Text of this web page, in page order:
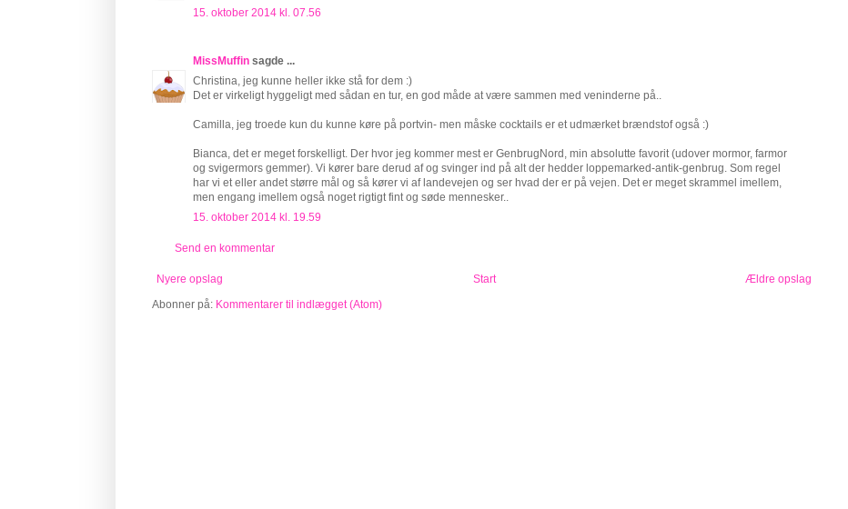
15. oktober 2014 kl. 07.56
MissMuffin sagde ...
Christina, jeg kunne heller ikke stå for dem :)
Det er virkeligt hyggeligt med sådan en tur, en god måde at være sammen med veninderne på..
Camilla, jeg troede kun du kunne køre på portvin- men måske cocktails er et udmærket brændstof også :)
Bianca, det er meget forskelligt. Der hvor jeg kommer mest er GenbrugNord, min absolutte favorit (udover mormor, farmor
og svigermors gemmer). Vi kører bare derud af og svinger ind på alt der hedder loppemarked-antik-genbrug. Som regel
har vi et eller andet større mål og så kører vi af landevejen og ser hvad der er på vejen. Det er meget skrammel imellem,
men engang imellem også noget rigtigt fint og søde mennesker..
15. oktober 2014 kl. 19.59
Send en kommentar
Nyere opslag Ældre opslag
Start
Abonner på: Kommentarer til indlægget (Atom)